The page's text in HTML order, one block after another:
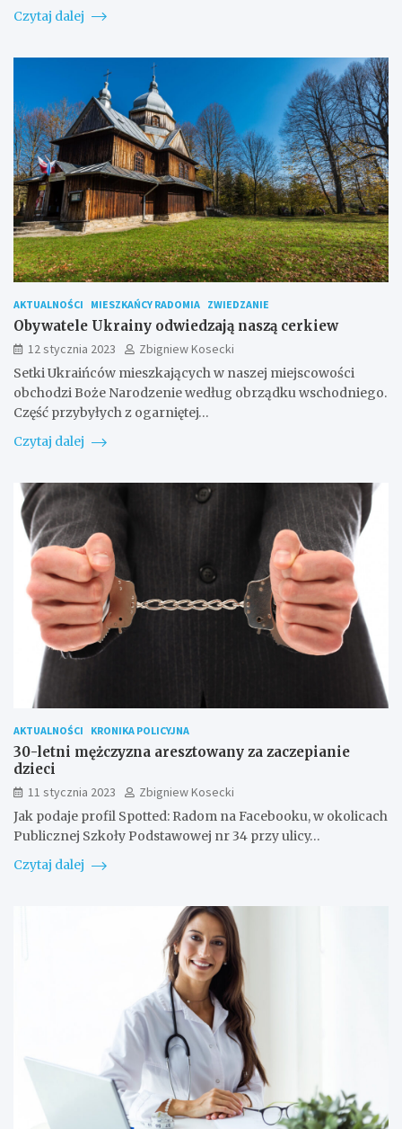
Czytaj dalej
AKTUALNOŚCI MIESZKAŃCY RADOMIA ZWIEDZANIE
Obywatele Ukrainy odwiedzają naszą cerkiew
12 stycznia 2023
Zbigniew Kosecki
Setki Ukraińców mieszkających w naszej miejscowości
obchodzi Boże Narodzenie według obrządku wschodniego.
Część przybyłych z ogarniętej…
Czytaj dalej
AKTUALNOŚCI KRONIKA POLICYJNA
30-letni mężczyzna aresztowany za zaczepianie
dzieci
11 stycznia 2023
Zbigniew Kosecki
Jak podaje profil Spotted: Radom na Facebooku, w okolicach
Publicznej Szkoły Podstawowej nr 34 przy ulicy…
Czytaj dalej